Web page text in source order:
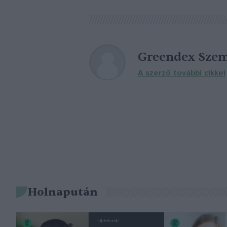
Greendex
A szerző további cikkei
Holnapután